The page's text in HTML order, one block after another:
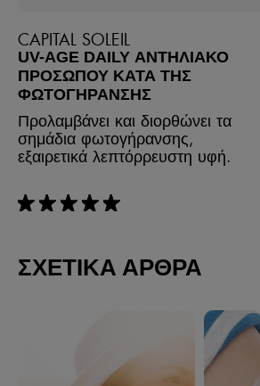
CAPITAL SOLEIL
UV-AGE DAILY ΑΝΤΗΛΙΑΚΌ
ΠΡΟΣΏΠΟΥ ΚΑΤΆ ΤΗΣ
ΦΩΤΟΓΉΡΑΝΣΗΣ
Προλαμβάνει και διορθώνει τα
σημάδια φωτογήρανσης,
εξαιρετικά λεπτόρρευστη υφή.
rating: 5 out of 5
ΣΧΕΤΙΚΑ ΑΡΘΡΑ